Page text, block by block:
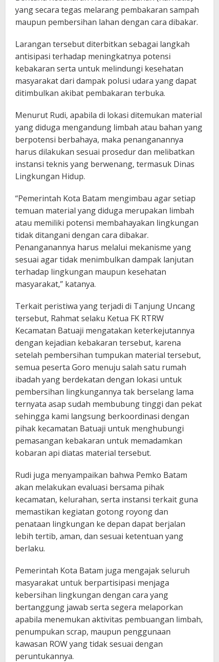
yang secara tegas melarang pembakaran sampah
maupun pembersihan lahan dengan cara dibakar.
Larangan tersebut diterbitkan sebagai langkah
antisipasi terhadap meningkatnya potensi
kebakaran serta untuk melindungi kesehatan
masyarakat dari dampak polusi udara yang dapat
ditimbulkan akibat pembakaran terbuka.
Menurut Rudi, apabila di lokasi ditemukan material
yang diduga mengandung limbah atau bahan yang
berpotensi berbahaya, maka penanganannya
harus dilakukan sesuai prosedur dan melibatkan
instansi teknis yang berwenang, termasuk Dinas
Lingkungan Hidup.
“Pemerintah Kota Batam mengimbau agar setiap
temuan material yang diduga merupakan limbah
atau memiliki potensi membahayakan lingkungan
tidak ditangani dengan cara dibakar.
Penanganannya harus melalui mekanisme yang
sesuai agar tidak menimbulkan dampak lanjutan
terhadap lingkungan maupun kesehatan
masyarakat,” katanya.
Terkait peristiwa yang terjadi di Tanjung Uncang
tersebut, Rahmat selaku Ketua FK RTRW
Kecamatan Batuaji mengatakan keterkejutannya
dengan kejadian kebakaran tersebut, karena
setelah pembersihan tumpukan material tersebut,
semua peserta Goro menuju salah satu rumah
ibadah yang berdekatan dengan lokasi untuk
pembersihan lingkungannya tak berselang lama
ternyata asap sudah membubung tinggi dan pekat
sehingga kami langsung berkoordinasi dengan
pihak kecamatan Batuaji untuk menghubungi
pemasangan kebakaran untuk memadamkan
kobaran api diatas material tersebut.
Rudi juga menyampaikan bahwa Pemko Batam
akan melakukan evaluasi bersama pihak
kecamatan, kelurahan, serta instansi terkait guna
memastikan kegiatan gotong royong dan
penataan lingkungan ke depan dapat berjalan
lebih tertib, aman, dan sesuai ketentuan yang
berlaku.
Pemerintah Kota Batam juga mengajak seluruh
masyarakat untuk berpartisipasi menjaga
kebersihan lingkungan dengan cara yang
bertanggung jawab serta segera melaporkan
apabila menemukan aktivitas pembuangan limbah,
penumpukan scrap, maupun penggunaan
kawasan ROW yang tidak sesuai dengan
peruntukannya.